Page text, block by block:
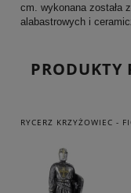
cm. wykonana została
alabastrowych i
PRODUKTY
RYCERZ KRZYŻOWIEC -